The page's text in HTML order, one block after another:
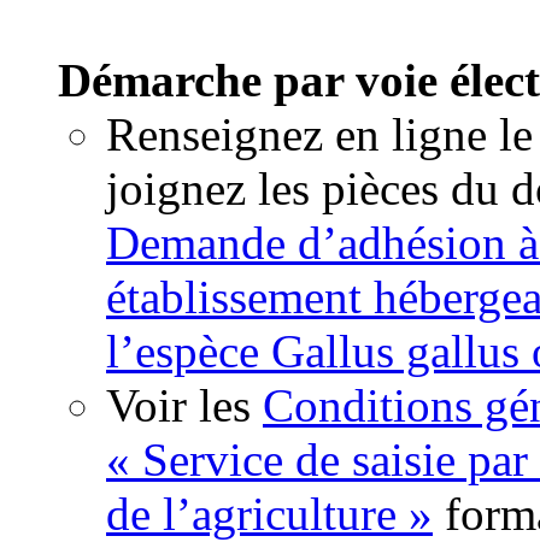
Démarche par voie
Renseignez en ligne
joignez les pièces du
Demande d’adhésion
établissement
l’espèce Gallus
Voir les Conditions
« Service de saisie
de l’agriculture »